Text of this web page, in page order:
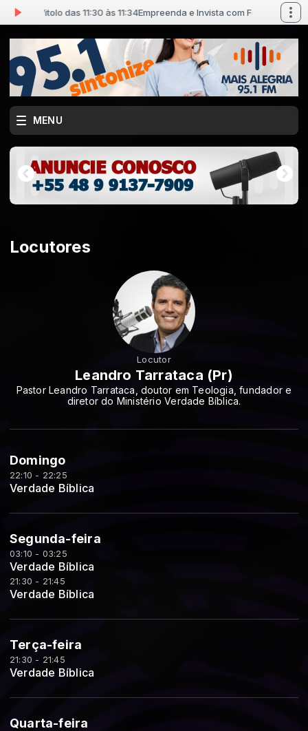
Vitolo das 11:30 às 11:34Empreenda e Invista com Fernando Vitolo
MENU
Locutores
Locutor
Leandro Tarrataca (Pr)
Pastor Leandro Tarrataca, doutor em Teologia, fundador e
diretor do Ministério Verdade Bíblica.
Domingo
22:10 - 22:25
Verdade Bíblica
Segunda-feira
03:10 - 03:25
Verdade Bíblica
21:30 - 21:45
Verdade Bíblica
Terça-feira
21:30 - 21:45
Verdade Bíblica
Quarta-feira